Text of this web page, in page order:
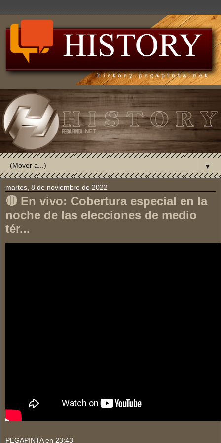
▼
martes, 8 de noviembre de 2022
🔴 En vivo: Cobertura especial en la
noche de las elecciones de medio
tér...
PEGAPINTA en 23:43